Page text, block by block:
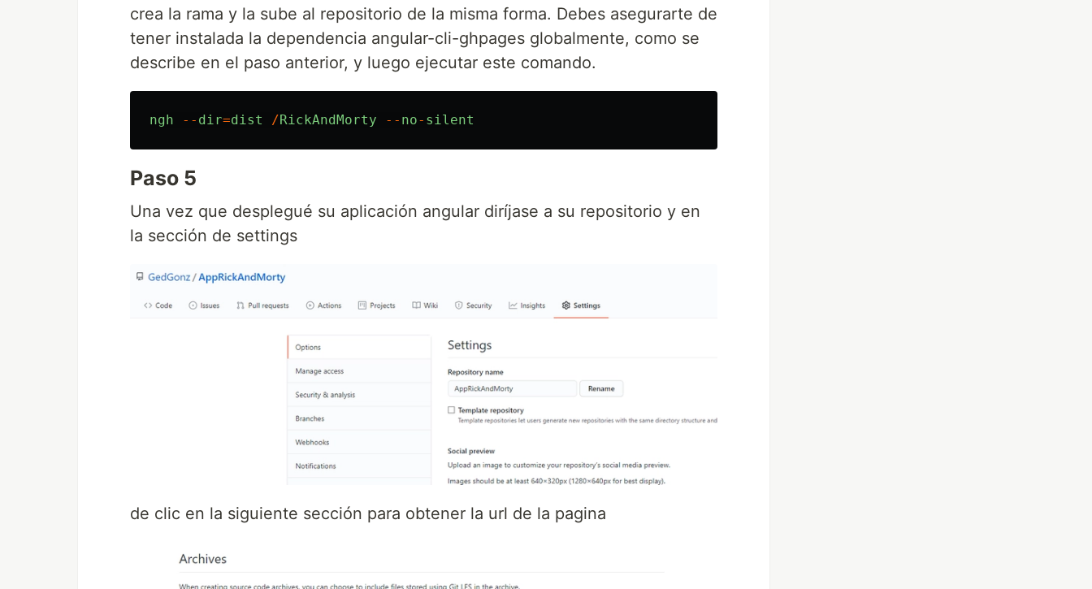
crea la rama y la sube al repositorio de la misma forma. Debes asegurarte de
tener instalada la dependencia angular-cli-ghpages globalmente, como se
describe en el paso anterior, y luego ejecutar este comando.
ngh -- dir=dist /RickAndMorty -- no- silent
Paso 5
Una vez que desplegué su aplicación angular diríjase a su repositorio y en
la sección de settings
de clic en la siguiente sección para obtener la url de la pagina